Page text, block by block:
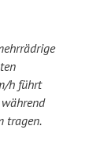
h führt
tragen.